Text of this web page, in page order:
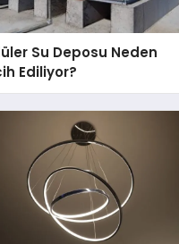
Su Deposu Neden
Ediliyor?